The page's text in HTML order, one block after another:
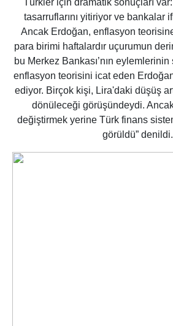
Türkler için dramatik sonuçları
tasarruflarını yitiriyor ve bankalar
Ancak Erdoğan, enflasyon
para birimi haftalardır uçurumun
bu Merkez Bankası’nın
enflasyon teorisini icat eden
ediyor. Birçok kişi, Lira'daki düşüş
dönüleceği görüşündeydi. Ancak
değiştirmek yerine Türk finans
görüldü” denildi.